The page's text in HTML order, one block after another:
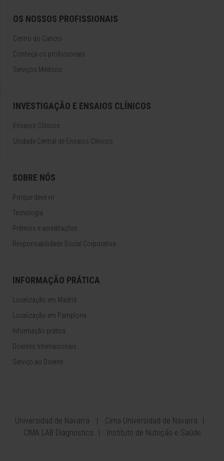
OS NOSSOS PROFISSIONAIS
Centro do Cancro
Conheça os profissionais
Serviços Médicos
INVESTIGAÇÃO E ENSAIOS CLÍNICOS
Ensaios Clínicos
Unidade Central de Ensaios Clínicos
SOBRE NÓS
Porque deve vir
Tecnologia
Prémios e acreditações
Responsabilidade Social Corporativa
INFORMAÇÃO PRÁTICA
Localização em Madrid
Localização em Pamplona
Informação prática
Doentes Internacionais
Serviço ao Doente
Universidad de Navarra
Cima Universidad de Navarra
CIMA LAB Diagnostics
Instituto de Nutrição e Saúde